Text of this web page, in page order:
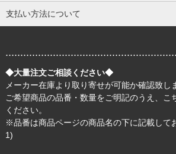
支払い方法について
◆大量注文ご相談ください◆
メーカー在庫より取り寄せが可能か確認致し
ご希望商品の品番・数量をご明記のうえ、
こ
ください。
※品番は商品ページの商品名の下に記載して
1)